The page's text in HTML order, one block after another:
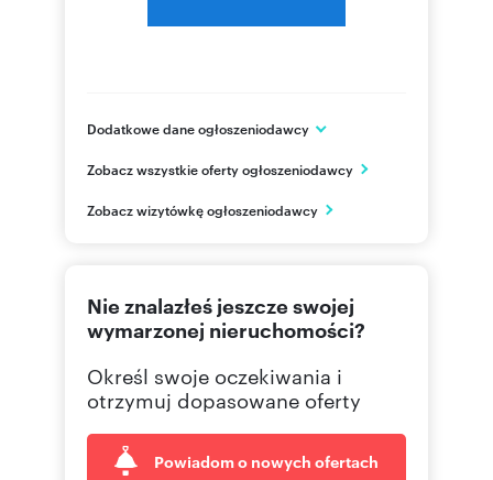
Dodatkowe dane ogłoszeniodawcy
Poznań
PL
618537 Pokaż telefon
618537 Pokaż fax
Zobacz wszystkie oferty ogłoszeniodawcy
Zobacz wizytówkę ogłoszeniodawcy
Nie znalazłeś jeszcze swojej
wymarzonej nieruchomości?
Określ swoje oczekiwania i
otrzymuj dopasowane oferty
Powiadom o nowych ofertach